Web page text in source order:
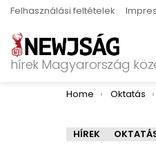
Felhasználási feltételek
hírek Magyarország
You are here:
Home Oktatás
HÍREK